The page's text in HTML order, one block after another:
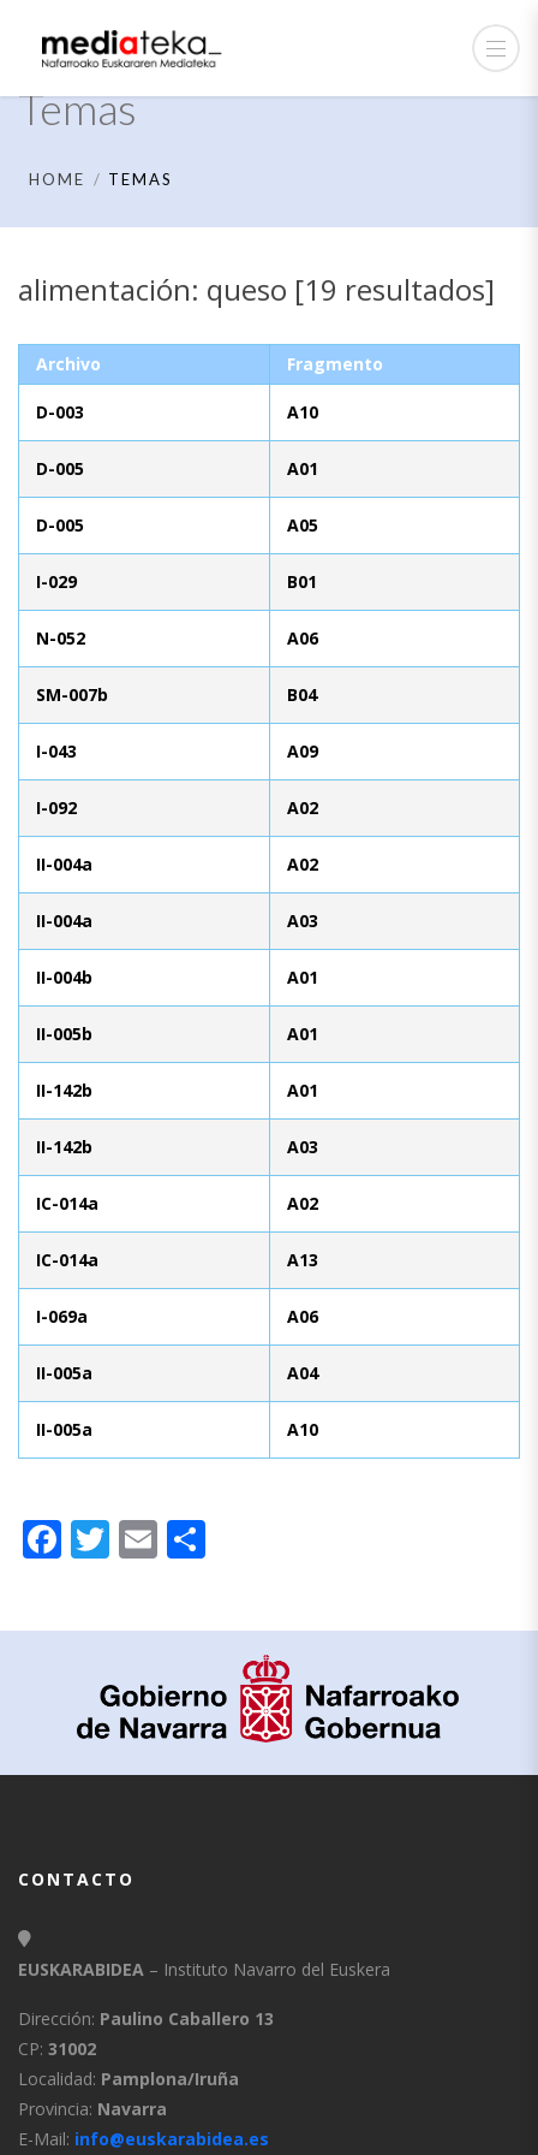
Temas
HOME TEMAS
alimentación: queso [19 resultados]
Archivo Fragmento
D-003 A10
D-005 A01
D-005 A05
I-029 B01
N-052 A06
SM-007b B04
I-043 A09
I-092 A02
II-004a A02
II-004a A03
II-004b A01
II-005b A01
II-142b A01
II-142b A03
IC-014a A02
IC-014a A13
I-069a A06
II-005a A04
II-005a A10
Facebook
Twitter
Email
CONTACTO
EUSKARABIDEA – Instituto Navarro del Euskera
Dirección: Paulino Caballero 13
CP: 31002
Localidad: Pamplona/Iruña
Provincia: Navarra
E-Mail: info@euskarabidea.es